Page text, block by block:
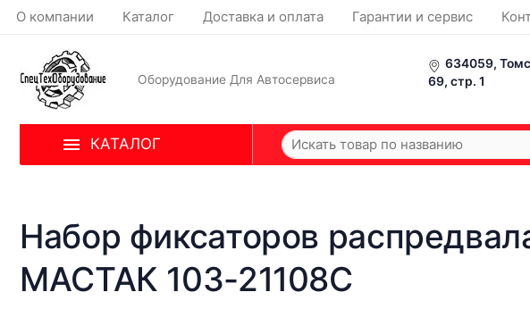
О компании Каталог Доставка и оплата Гарантии и сервис
Оборудование Для Автосервиса
634059,
69, стр. 1
КАТАЛОГ
Набор фиксаторов
МАСТАК 103-21108C